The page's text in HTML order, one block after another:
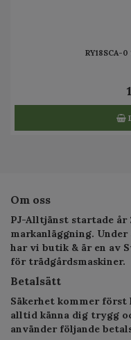
RY18SCA-0
Om oss
PJ-Alltjänst startade år
markanläggning.
har vi butik & är en av
för trädgårdsmaskiner.
Betalsätt
Säkerhet kommer först
alltid känna dig trygg
använder följande